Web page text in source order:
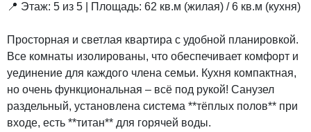
📍 Этаж: 5 из 5 | Площадь: 62 кв.м (жилая) / 6 кв.м (кухня)
Просторная и светлая квартира с удобной планировкой.
Все комнаты изолированы, что обеспечивает комфорт и
уединение для каждого члена семьи. Кухня компактная,
но очень функциональная – всё под рукой! Санузел
раздельный, установлена система **тёплых полов** при
входе, есть **титан** для горячей воды.